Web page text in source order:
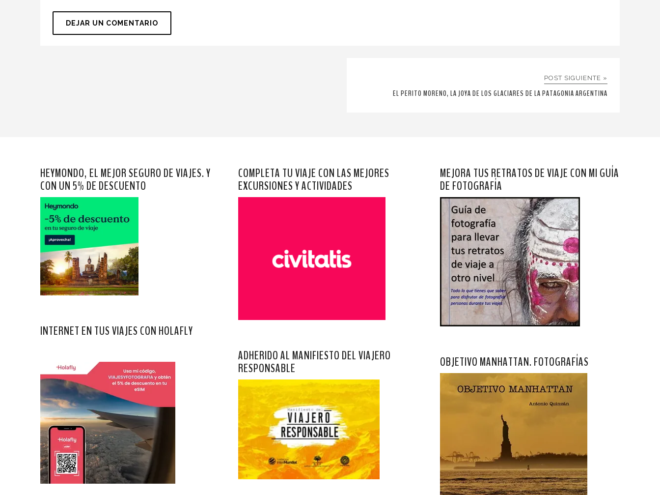
POST SIGUIENTE »
EL PERITO MORENO, LA JOYA DE LOS GLACIARES DE LA PATAGONIA ARGENTINA
HEYMONDO, EL MEJOR SEGURO DE VIAJES. Y
CON UN 5% DE DESCUENTO
INTERNET EN TUS VIAJES CON HOLAFLY
COMPLETA TU VIAJE CON LAS MEJORES
EXCURSIONES Y ACTIVIDADES
ADHERIDO AL MANIFIESTO DEL VIAJERO
RESPONSABLE
MEJORA TUS RETRATOS DE VIAJE CON MI GUÍA
DE FOTOGRAFÍA
OBJETIVO MANHATTAN. FOTOGRAFÍAS